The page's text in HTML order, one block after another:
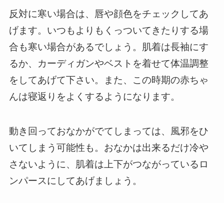
反対に寒い場合は、唇や顔色をチェックしてあ
げます。 いつもよりもくっついてきたりする場
合も寒い場合があるでしょう。 肌着は長袖にす
るか、カーディガンやベストを着せて体温調整
をしてあげて下さい。
また、この時期の赤ちゃ
んは寝返りをよくするようになります。
動き回っておなかがでてしまっては、風邪をひ
いてしまう可能性も。 おなかは出来るだけ冷や
さないように、肌着は上下がつながっているロ
ンパースにしてあげましょう。